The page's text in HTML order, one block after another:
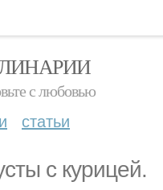
с любовью
статьи
с курицей.